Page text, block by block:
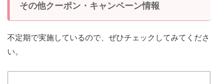
その他クーポン・キャンペーン情報
不定期で実施しているので、ぜひチェックしてみてくださ
い。